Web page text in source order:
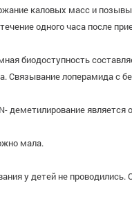
каловых масс и
одного часа после
биодоступность
Связывание лоперамида с
деметилирование
мала.
у детей не